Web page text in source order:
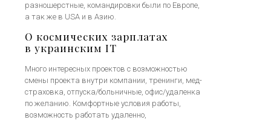
разношерстные, командировки были по Европе,
а так же в USA и в Азию.
О космических зарплатах
в украинским IТ
Много интересных проектов с возможностью
смены проекта внутри компании, тренинги, мед-
страховка, отпуска/больничные, офис/удаленка
по желанию. Комфортные условия работы,
возможность работать удаленно,